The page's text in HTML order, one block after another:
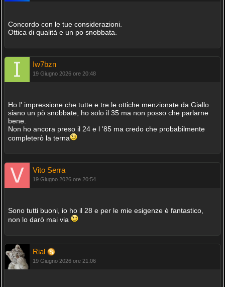
Concordo con le tue considerazioni.
Ottica di qualità e un po snobbata.
Iw7bzn
19 Giugno 2026 ore 20:48
Ho l' impressione che tutte e tre le ottiche menzionate da Giallo
siano un pò snobbate, ho solo il 35 ma non posso che parlarne
bene.
Non ho ancora preso il 24 e l '85 ma credo che probabilmente
completerò la terna
Vito Serra
19 Giugno 2026 ore 20:54
Sono tutti buoni, io ho il 28 e per le mie esigenze è fantastico,
non lo darò mai via
Rial
19 Giugno 2026 ore 21:06